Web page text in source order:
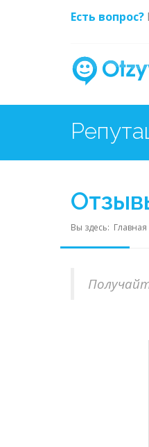
Есть вопрос?
Вы здесь: Главная